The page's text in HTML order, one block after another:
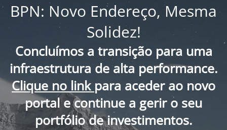
BPN: Novo Endereço, Mesma
Solidez!
Concluímos a transição para uma
infraestrutura de alta performance.
Clique no link para aceder ao novo
portal e continue a gerir o seu
portfólio de investimentos.